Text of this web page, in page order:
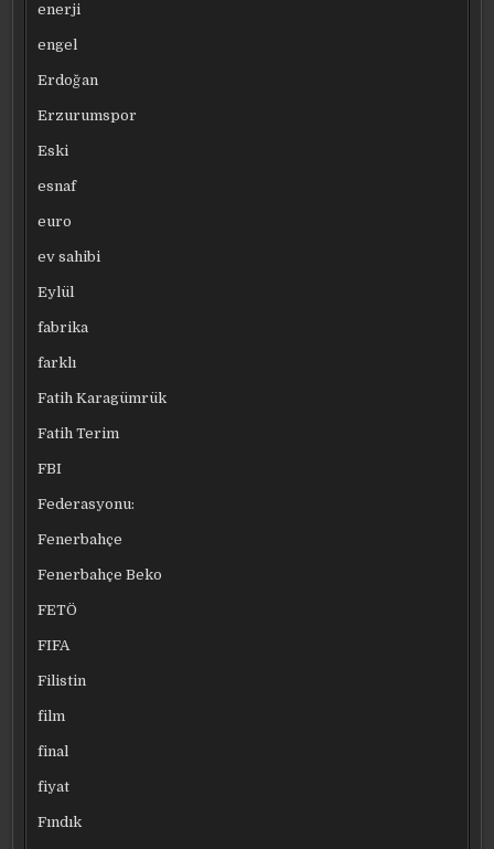
enerji
engel
Erdoğan
Erzurumspor
Eski
esnaf
euro
ev sahibi
Eylül
fabrika
farklı
Fatih Karagümrük
Fatih Terim
FBI
Federasyonu:
Fenerbahçe
Fenerbahçe Beko
FETÖ
FIFA
Filistin
film
final
fiyat
Fındık